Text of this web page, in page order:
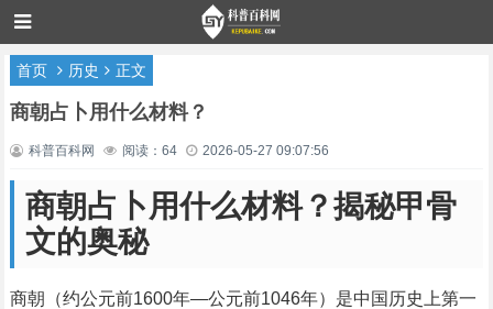
首页 历史 正文
商朝占卜用什么材料？
科普百科网 阅读：64 2026-05-27 09:07:56
商朝占卜用什么材料？揭秘甲骨
文的奥秘
商朝（约公元前1600年—公元前1046年）是中国历史上第一